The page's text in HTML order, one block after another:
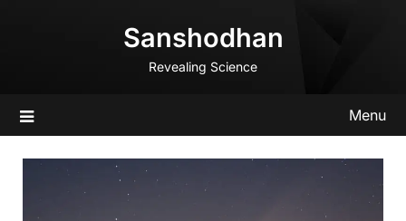
Sanshodhan
Revealing Science
Menu